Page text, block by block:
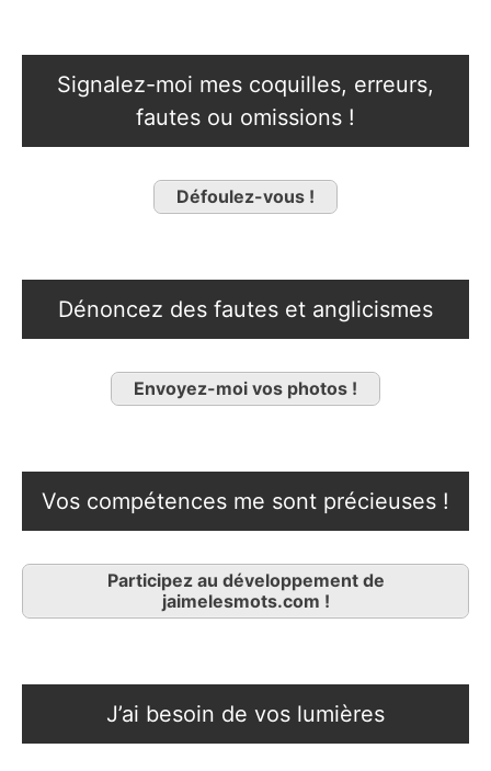
Signalez-moi mes coquilles, erreurs,
fautes ou omissions !
Défoulez-vous !
Dénoncez des fautes et anglicismes
Envoyez-moi vos photos !
Vos compétences me sont précieuses !
Participez au développement de
jaimelesmots.com !
J’ai besoin de vos lumières